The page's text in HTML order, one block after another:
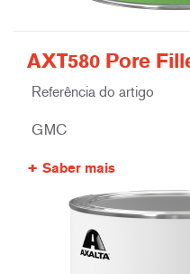
AXT580 Pore
Referência do artigo
GMC
Saber mais